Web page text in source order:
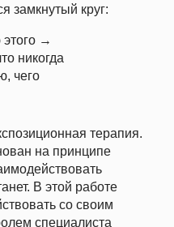
замкнутый круг:
этого →
никогда
чего
терапия.
на принципе
В этой работе
со своим
специалиста